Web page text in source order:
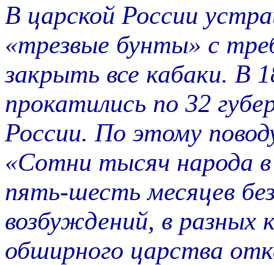
В царской России
«трезвые бунты» с
закрыть все кабаки. В
прокатились по 32
России. По этому
«Сотни тысяч народа в
пять-шесть месяцев
возбуждений, в разных
обширного царства